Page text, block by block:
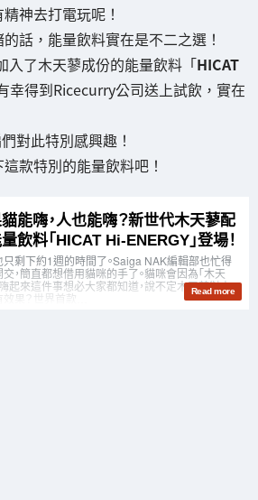
神去打電玩呢！
話，能量飲料實在是不二之選！
入了木天蓼成份的能量飲料「HICAT
幸得到Ricecurry公司送上試飲，實在
對此特別感興趣！
款特別的能量飲料吧！